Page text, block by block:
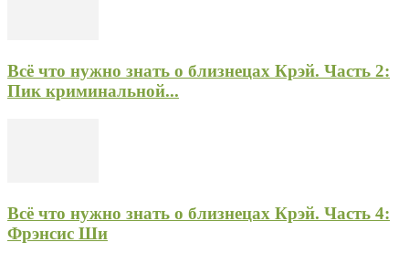
Всё что нужно знать о близнецах Крэй. Часть 2:
Пик криминальной...
Всё что нужно знать о близнецах Крэй. Часть 4:
Фрэнсис Ши